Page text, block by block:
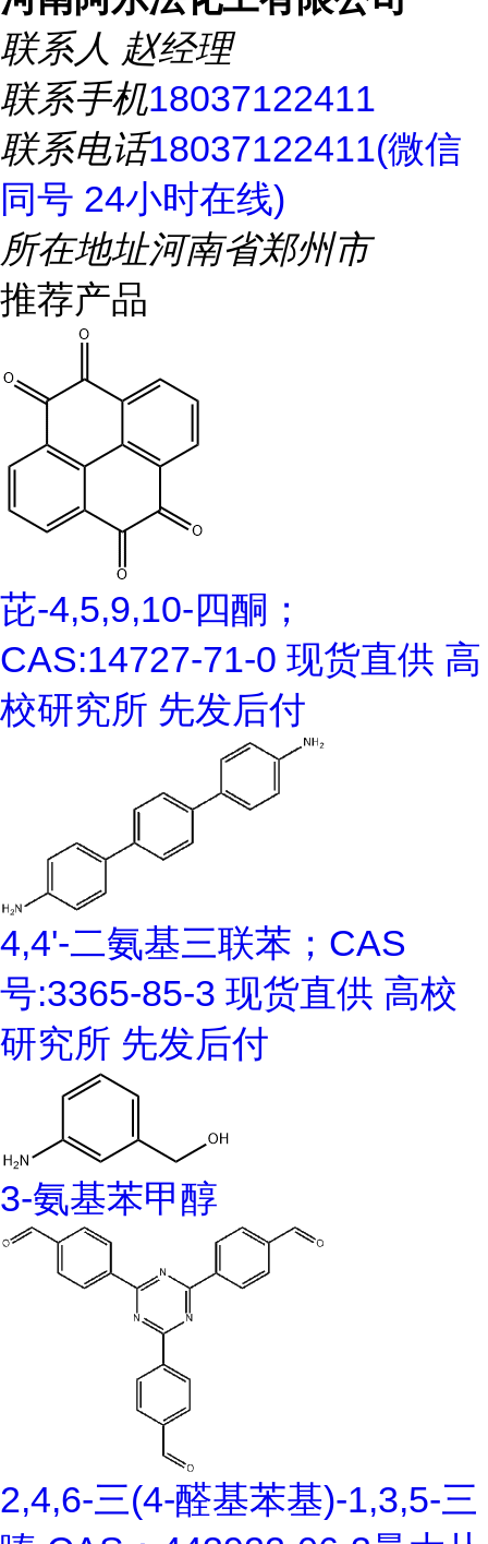
联系人 赵经理
联系手机18037122411
联系电话18037122411(微信
同号 24小时在线)
所在地址河南省郑州市
推荐产品
芘-4,5,9,10-四酮；
CAS:14727-71-0 现货直供 高
校研究所 先发后付
4,4'-二氨基三联苯；CAS
号:3365-85-3 现货直供 高校
研究所 先发后付
3-氨基苯甲醇
2,4,6-三(4-醛基苯基)-1,3,5-三